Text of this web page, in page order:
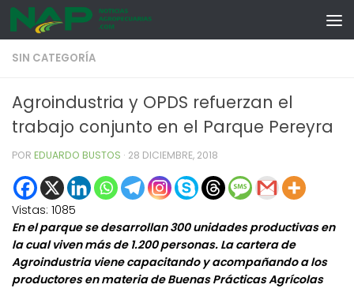
Skip to content
SIN CATEGORÍA
Agroindustria y OPDS refuerzan el
trabajo conjunto en el Parque Pereyra
POR EDUARDO BUSTOS · 28 DICIEMBRE, 2018
Vistas: 1085
En el parque se desarrollan 300 unidades productivas en
la cual viven más de 1.200 personas. La cartera de
Agroindustria viene capacitando y acompañando a los
productores en materia de Buenas Prácticas Agrícolas